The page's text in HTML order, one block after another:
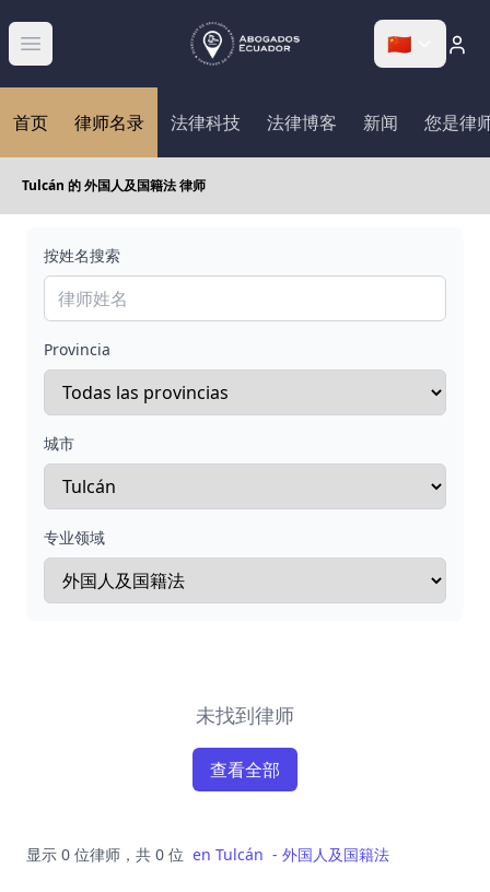
Abrir menú 🇨🇳
首页 律师名录 法律科技 法律博客 新闻 您是律
Tulcán 的 外国人及国籍法 律师
按姓名搜索
Provincia
城市
专业领域
未找到律师
查看全部
显示 0 位律师，共 0 位 en Tulcán - 外国人及国籍法